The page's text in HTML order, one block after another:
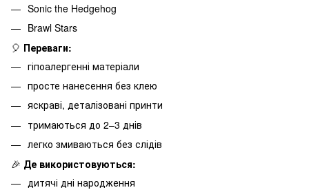
Sonic the Hedgehog
Brawl Stars
🎈 Переваги:
гіпоалергенні матеріали
просте нанесення без клею
яскраві, деталізовані принти
тримаються до 2–3 днів
легко змиваються без слідів
🎉 Де використовуються:
дитячі дні народження